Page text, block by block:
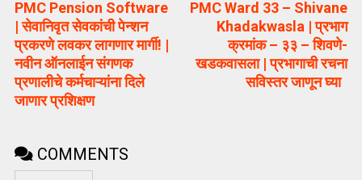
PMC Pension Software
| सेवानिवृत सेवकांची पेन्शन
प्रकरणे लवकर लागणार मार्गी! |
नवीन ऑनलाईन संगणक
प्रणालीचे कर्मचाऱ्यांना दिले
जाणार प्रशिक्षण
PMC Ward 33 – Shivane
Khadakwasla | प्रभाग
क्रमांक – ३३ – शिवणे-
खडकवासला | प्रभागाची रचना
सविस्तर जाणून घ्या
COMMENTS